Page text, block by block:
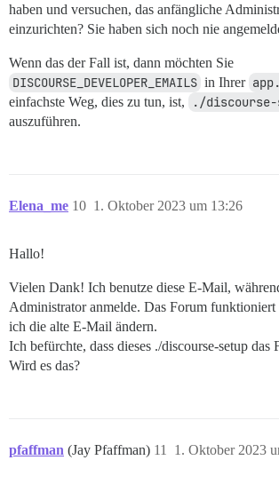
haben und versuchen, das anfängliche
einzurichten? Sie haben sich noch nie
Wenn das der Fall ist, dann möchten Sie
DISCOURSE_DEVELOPER_EMAILS in Ihrer
einfachste Weg, dies zu tun, ist,
./discourse-
auszuführen.
Elena_me 1. Oktober 2023 um 13:26
10
Hallo!
Vielen Dank! Ich benutze diese E-Mail,
Administrator anmelde. Das Forum funktioniert
ich die alte E-Mail ändern.
Ich befürchte, dass dieses ./discourse-setup das
Wird es das?
pfaffman (Jay Pfaffman) 1. Oktober 2023
11